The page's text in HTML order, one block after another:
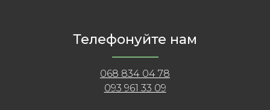
Телефонуйте нам
068 834 04 78
093 961 33 09